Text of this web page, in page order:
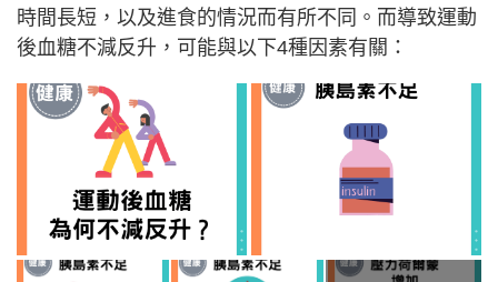
時間長短，以及進食的情況而有所不同。而導致運動
後血糖不減反升，可能與以下4種因素有關：